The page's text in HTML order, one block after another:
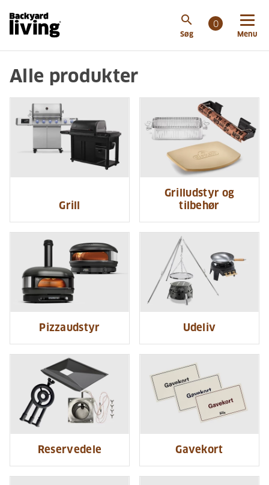
search
Søg
0
Menu
Alle produkter
Grill
Grilludstyr og
tilbehør
Pizzaudstyr Udeliv
Reservedele Gavekort